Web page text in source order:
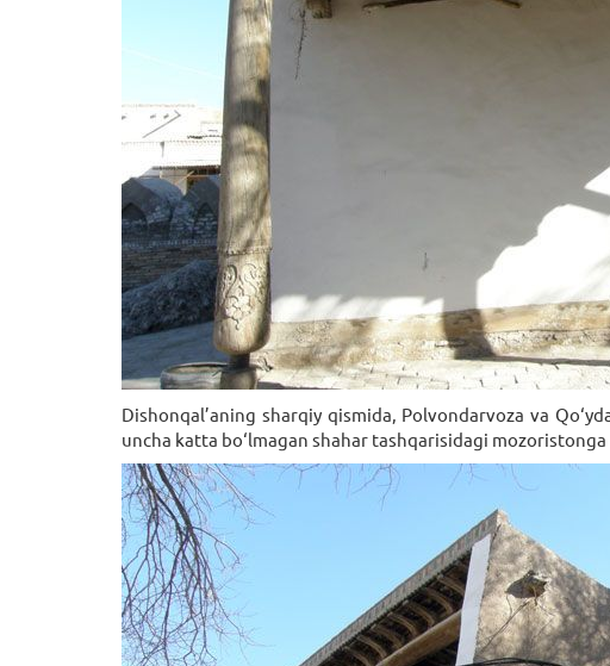
Dishonqal’aning sharqiy qismida, Polvondarvoza va
uncha katta bo‘lmagan shahar tashqarisidagi